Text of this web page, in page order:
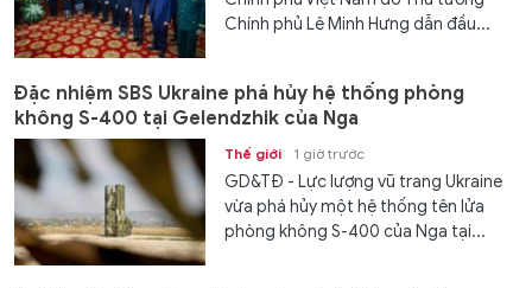
Chính phủ Lê Minh Hưng dẫn đầu...
Đặc nhiệm SBS Ukraine phá hủy hệ thống phòng
không S-400 tại Gelendzhik của Nga
Thế giới 1 giờ trước
GD&TĐ - Lực lượng vũ trang Ukraine
vừa phá hủy một hệ thống tên lửa
phòng không S-400 của Nga tại...